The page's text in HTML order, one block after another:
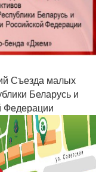
Съезда малых
Беларусь и
Федерации